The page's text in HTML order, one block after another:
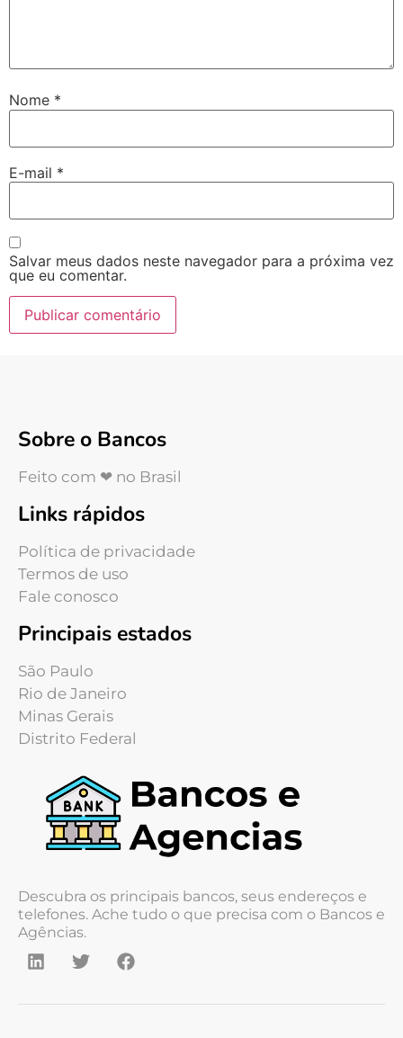
Nome *
E-mail *
Salvar meus dados neste navegador para a próxima vez
que eu comentar.
Sobre o Bancos
Feito com ❤ no Brasil
Links rápidos
Política de privacidade
Termos de uso
Fale conosco
Principais estados
São Paulo
Rio de Janeiro
Minas Gerais
Distrito Federal
Descubra os principais bancos, seus endereços e
telefones. Ache tudo o que precisa com o Bancos e
Agências.